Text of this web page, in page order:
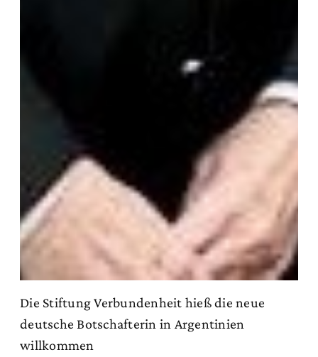
Die Stiftung Verbundenheit hieß die neue
deutsche Botschafterin in Argentinien
willkommen